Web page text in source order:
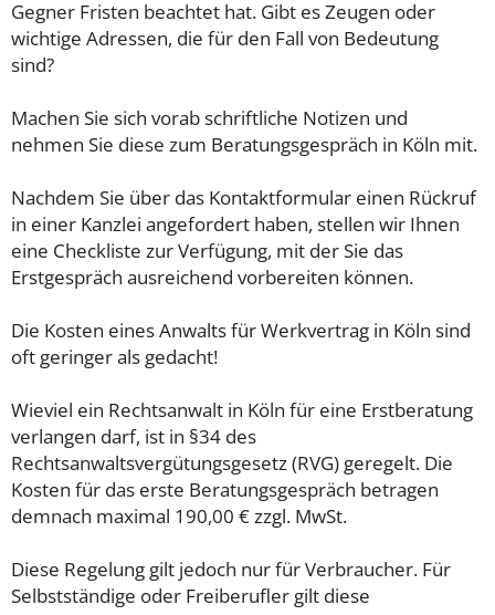
Gegner Fristen beachtet hat. Gibt es Zeugen oder
wichtige Adressen, die für den Fall von Bedeutung
sind?
Machen Sie sich vorab schriftliche Notizen und
nehmen Sie diese zum Beratungsgespräch in Köln mit.
Nachdem Sie über das Kontaktformular einen Rückruf
in einer Kanzlei angefordert haben, stellen wir Ihnen
eine Checkliste zur Verfügung, mit der Sie das
Erstgespräch ausreichend vorbereiten können.
Die Kosten eines Anwalts für Werkvertrag in Köln sind
oft geringer als gedacht!
Wieviel ein Rechtsanwalt in Köln für eine Erstberatung
verlangen darf, ist in §34 des
Rechtsanwaltsvergütungsgesetz (RVG) geregelt. Die
Kosten für das erste Beratungsgespräch betragen
demnach maximal 190,00 € zzgl. MwSt.
Diese Regelung gilt jedoch nur für Verbraucher. Für
Selbstständige oder Freiberufler gilt diese